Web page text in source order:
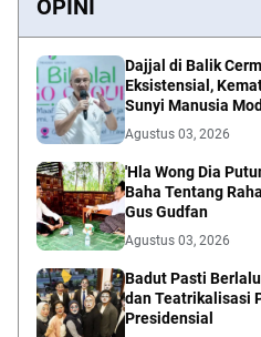
OPINI
Dajjal di Balik
Eksistensial,
Sunyi Manusia
Agustus 03, 2026
'Hla Wong Dia
Baha Tentang
Gus Gudfan
Agustus 03, 2026
Badut Pasti
dan Teatrikalisasi
Presidensial